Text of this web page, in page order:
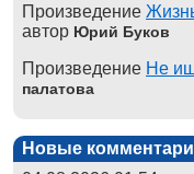
Произведение
автор Юрий Буков
Произведение Не
палатова
Новые